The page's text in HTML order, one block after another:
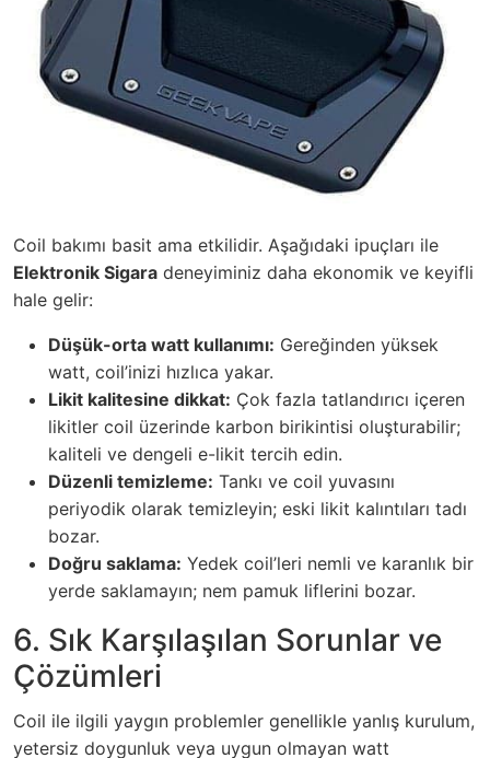
Coil bakımı basit ama etkilidir. Aşağıdaki ipuçları ile
Elektronik Sigara deneyiminiz daha ekonomik ve keyifli
hale gelir:
Düşük-orta watt kullanımı: Gereğinden yüksek
watt, coil’inizi hızlıca yakar.
Likit kalitesine dikkat: Çok fazla tatlandırıcı içeren
likitler coil üzerinde karbon birikintisi oluşturabilir;
kaliteli ve dengeli e-likit tercih edin.
Düzenli temizleme: Tankı ve coil yuvasını
periyodik olarak temizleyin; eski likit kalıntıları tadı
bozar.
Doğru saklama: Yedek coil’leri nemli ve karanlık bir
yerde saklamayın; nem pamuk liflerini bozar.
6. Sık Karşılaşılan Sorunlar ve
Çözümleri
Coil ile ilgili yaygın problemler genellikle yanlış kurulum,
yetersiz doygunluk veya uygun olmayan watt